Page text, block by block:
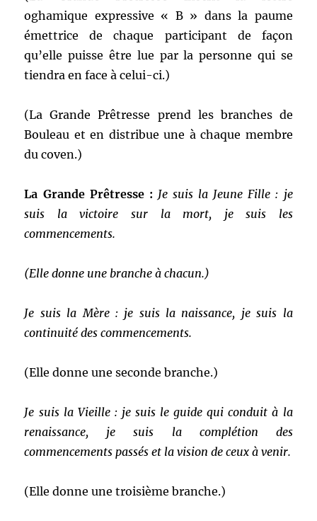
oghamique expressive « B » dans la paume
émettrice de chaque participant de façon
qu’elle puisse être lue par la personne qui se
tiendra en face à celui-ci.)
(La Grande Prêtresse prend les branches de
Bouleau et en distribue une à chaque membre
du coven.)
La Grande Prêtresse : Je suis la Jeune Fille : je
suis la victoire sur la mort, je suis les
commencements.
(Elle donne une branche à chacun.)
Je suis la Mère : je suis la naissance, je suis la
continuité des commencements.
(Elle donne une seconde branche.)
Je suis la Vieille : je suis le guide qui conduit à la
renaissance, je suis la complétion des
commencements passés et la vision de ceux à venir.
(Elle donne une troisième branche.)